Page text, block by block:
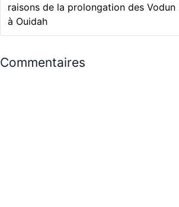
raisons de la prolongation des Vodun
à Ouidah
Commentaires